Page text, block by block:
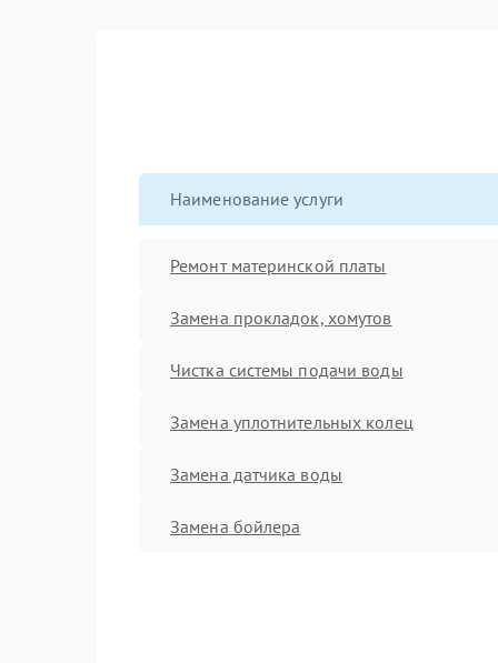
Наименование услуги
Ремонт материнской платы
Замена прокладок, хомутов
Чистка системы подачи воды
Замена уплотнительных колец
Замена датчика воды
Замена бойлера